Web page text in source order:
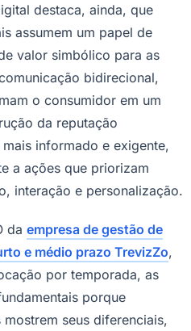
destaca, ainda, que
assumem um papel de
valor simbólico para as
bidirecional,
o consumidor em um
da reputação
informado e exigente,
a ações que priorizam
interação e personalização.
da empresa de gestão de
e médio prazo TrevizZo,
por temporada, as
porque
seus diferenciais,